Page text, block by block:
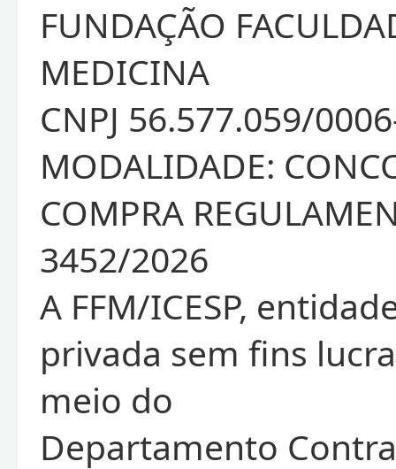
FUNDAÇÃO
MEDICINA
CNPJ 56.577.059/
MODALIDADE:
COMPRA
3452/2026
A FFM/ICESP,
privada sem fins
meio do
Departamento